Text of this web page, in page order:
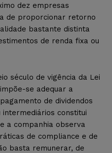
dez empresas
de proporcionar retorno
bastante distinta
de renda fixa ou
século de vigência da Lei
se adequar a
de dividendos
constitui
a companhia observa
de compliance e de
basta remunerar, de